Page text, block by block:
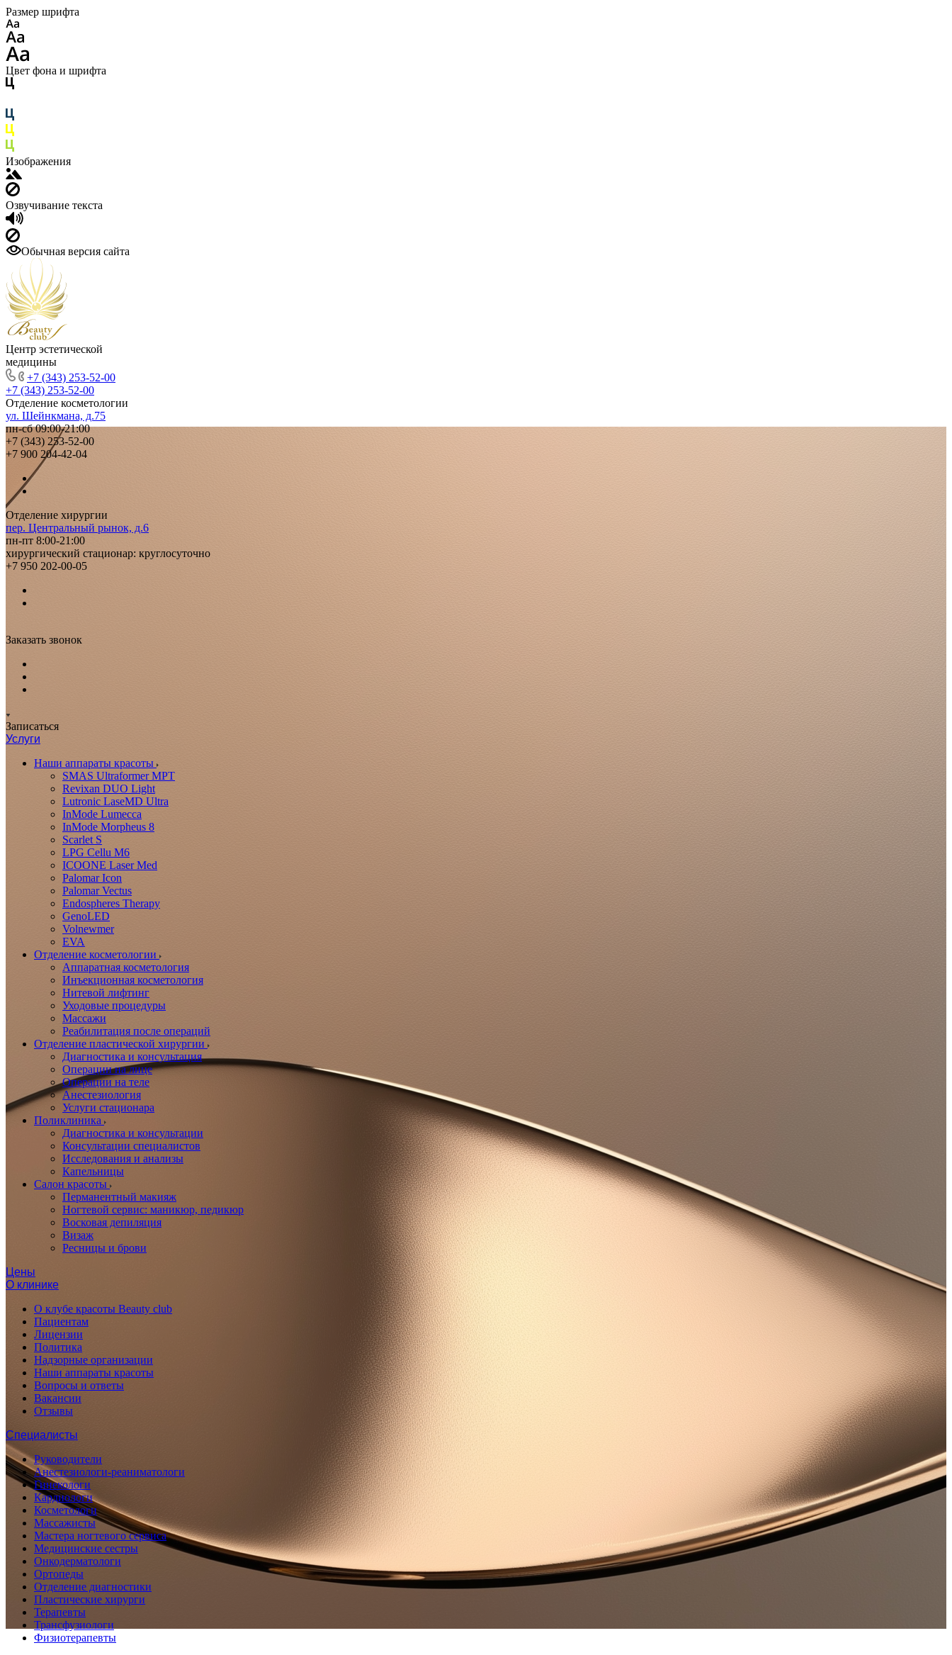
Размер шрифта
Цвет фона и шрифта
Изображения
Озвучивание текста
Обычная версия сайта
Центр эстетической
медицины
+7 (343) 253-52-00
+7 (343) 253-52-00
Отделение косметологии
ул. Шейнкмана, д.75
пн-сб 09:00-21:00
+7 (343) 253-52-00
+7 900 204-42-04
Отделение хирургии
пер. Центральный рынок, д.6
пн-пт 8:00-21:00
хирургический стационар: круглосуточно
+7 950 202-00-05
Заказать звонок
Записаться
Услуги
Наши аппараты красоты
SMAS Ultraformer MPT
Revixan DUO Light
Lutronic LaseMD Ultra
InMode Lumecca
InMode Morpheus 8
Scarlet S
LPG Cellu M6
ICOONE Laser Med
Palomar Icon
Palomar Vectus
Endospheres Therapy
GenoLED
Volnewmer
EVA
Отделение косметологии
Аппаратная косметология
Инъекционная косметология
Нитевой лифтинг
Уходовые процедуры
Массажи
Реабилитация после операций
Отделение пластической хирургии
Диагностика и консультация
Операции на лице
Операции на теле
Анестезиология
Услуги стационара
Поликлиника
Диагностика и консультации
Консультации специалистов
Исследования и анализы
Капельницы
Салон красоты
Перманентный макияж
Ногтевой сервис: маникюр, педикюр
Восковая депиляция
Визаж
Ресницы и брови
Цены
О клинике
О клубе красоты Beauty club
Пациентам
Лицензии
Политика
Надзорные организации
Наши аппараты красоты
Вопросы и ответы
Вакансии
Отзывы
Специалисты
Руководители
Анестезиологи-реаниматологи
Гинекологи
Кардиологи
Косметологи
Массажисты
Мастера ногтевого сервиса
Медицинские сестры
Онкодерматологи
Ортопеды
Отделение диагностики
Пластические хирурги
Терапевты
Трансфузиологи
Физиотерапевты